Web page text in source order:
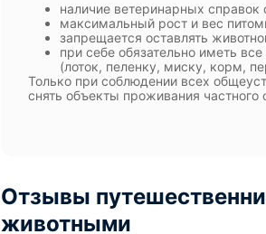
наличие ветеринарных
максимальный рост и вес
запрещается оставлять
при себе обязательно иметь
(лоток, пеленку, миску, корм,
Только при соблюдении всех
снять объекты проживания
Отзывы
животными